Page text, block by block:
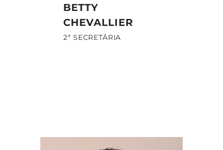
BETTY
CHEVALLIER
2ª SECRETÁRIA